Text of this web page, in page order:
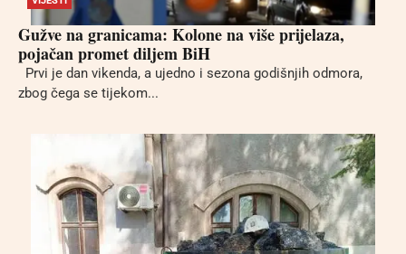
Gužve na granicama: Kolone na više prijelaza,
pojačan promet diljem BiH
Prvi je dan vikenda, a ujedno i sezona godišnjih odmora,
zbog čega se tijekom...